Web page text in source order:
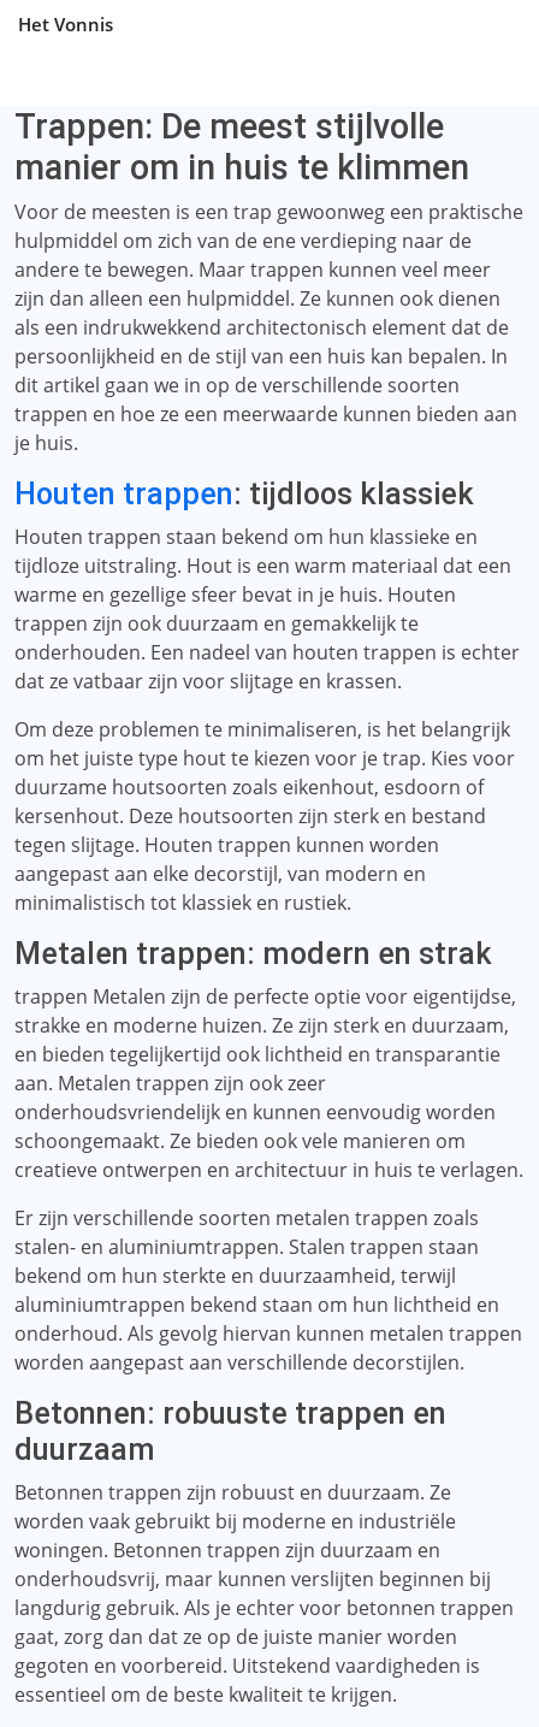
Het Vonnis
Trappen: De meest stijlvolle
manier om in huis te klimmen
Voor de meesten is een trap gewoonweg een praktische
hulpmiddel om zich van de ene verdieping naar de
andere te bewegen. Maar trappen kunnen veel meer
zijn dan alleen een hulpmiddel. Ze kunnen ook dienen
als een indrukwekkend architectonisch element dat de
persoonlijkheid en de stijl van een huis kan bepalen. In
dit artikel gaan we in op de verschillende soorten
trappen en hoe ze een meerwaarde kunnen bieden aan
je huis.
Houten trappen: tijdloos klassiek
Houten trappen staan ​​bekend om hun klassieke en
tijdloze uitstraling. Hout is een warm materiaal dat een
warme en gezellige sfeer bevat in je huis. Houten
trappen zijn ook duurzaam en gemakkelijk te
onderhouden. Een nadeel van houten trappen is echter
dat ze vatbaar zijn voor slijtage en krassen.
Om deze problemen te minimaliseren, is het belangrijk
om het juiste type hout te kiezen voor je trap. Kies voor
duurzame houtsoorten zoals eikenhout, esdoorn of
kersenhout. Deze houtsoorten zijn sterk en bestand
tegen slijtage. Houten trappen kunnen worden
aangepast aan elke decorstijl, van modern en
minimalistisch tot klassiek en rustiek.
Metalen trappen: modern en strak
trappen Metalen zijn de perfecte optie voor eigentijdse,
strakke en moderne huizen. Ze zijn sterk en duurzaam,
en bieden tegelijkertijd ook lichtheid en transparantie
aan. Metalen trappen zijn ook zeer
onderhoudsvriendelijk en kunnen eenvoudig worden
schoongemaakt. Ze bieden ook vele manieren om
creatieve ontwerpen en architectuur in huis te verlagen.
Er zijn verschillende soorten metalen trappen zoals
stalen- en aluminiumtrappen. Stalen trappen staan ​​
bekend om hun sterkte en duurzaamheid, terwijl
aluminiumtrappen bekend staan ​​om hun lichtheid en
onderhoud. Als gevolg hiervan kunnen metalen trappen
worden aangepast aan verschillende decorstijlen.
Betonnen: robuuste trappen en
duurzaam
Betonnen trappen zijn robuust en duurzaam. Ze
worden vaak gebruikt bij moderne en industriële
woningen. Betonnen trappen zijn duurzaam en
onderhoudsvrij, maar kunnen verslijten beginnen bij
langdurig gebruik. Als je echter voor betonnen trappen
gaat, zorg dan dat ze op de juiste manier worden
gegoten en voorbereid. Uitstekend vaardigheden is
essentieel om de beste kwaliteit te krijgen.